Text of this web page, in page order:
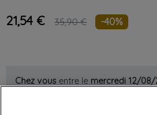
21,54 € 35,90 € -40%
Chez vous entre le mercredi 12/08/